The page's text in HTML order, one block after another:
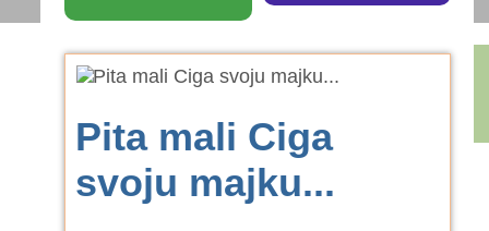
Pita mali Ciga
svoju majku...